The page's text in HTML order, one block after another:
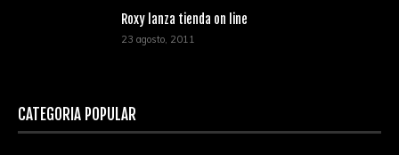
Roxy lanza tienda on line
23 agosto, 2011
CATEGORÍA POPULAR